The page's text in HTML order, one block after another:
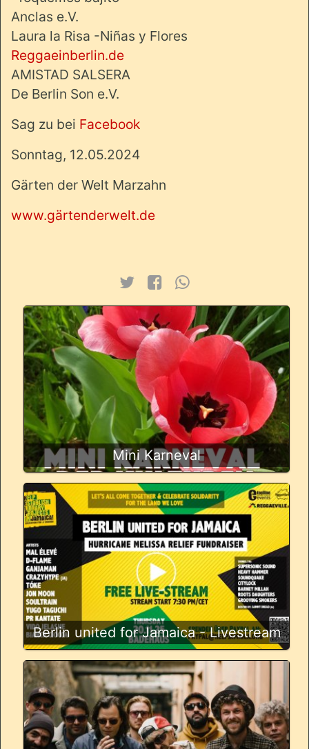
Anclas e.V.
Laura la Risa -Niñas y Flores
Reggaeinberlin.de
AMISTAD SALSERA
De Berlin Son e.V.
Sag zu bei Facebook
Sonntag, 12.05.2024
Gärten der Welt Marzahn
www.gärtenderwelt.de
Mini Karneval
Berlin united for Jamaica - Livestream